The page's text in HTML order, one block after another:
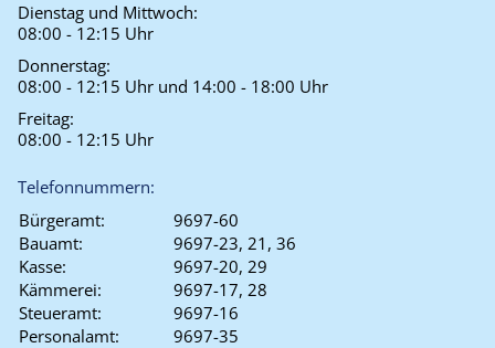
Dienstag und Mittwoch:
08:00 - 12:15 Uhr
Donnerstag:
08:00 - 12:15 Uhr und 14:00 - 18:00 Uhr
Freitag:
08:00 - 12:15 Uhr
Telefonnummern:
Bürgeramt:
9697-60
Bauamt:
9697-23, 21, 36
Kasse:
9697-20, 29
Kämmerei:
9697-17, 28
Steueramt:
9697-16
Personalamt:
9697-35